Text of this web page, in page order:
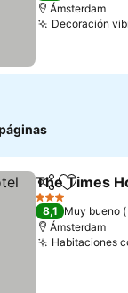
Ámsterdam
Decoración
Compartir
Agregar
The Times
3 Estrellas
8,1 Muy bueno
Ámsterdam
Habitaciones